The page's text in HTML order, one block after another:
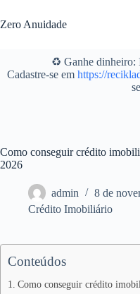
para
o
Zero Anuidade
♻️ Ganhe dinheiro:
Cadastre-se em https://
Como conseguir crédito
2026
admin
8 de
Crédito Imobiliário
Conteúdos
Como conseguir crédito